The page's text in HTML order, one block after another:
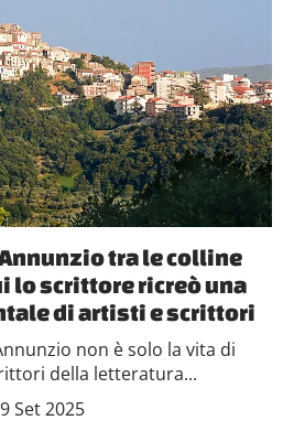
tra le colline
lo scrittore ricreò una
di artisti e scrittori
non è solo la vita di
della letteratura...
Set 2025